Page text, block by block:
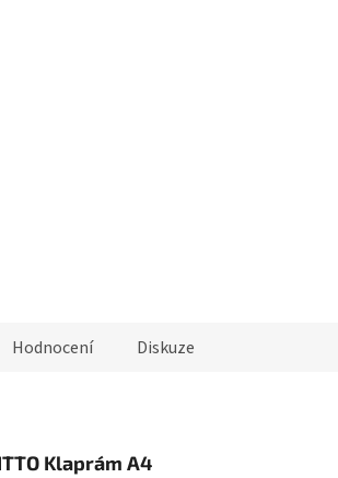
Hodnocení Diskuze
Klaprám A4